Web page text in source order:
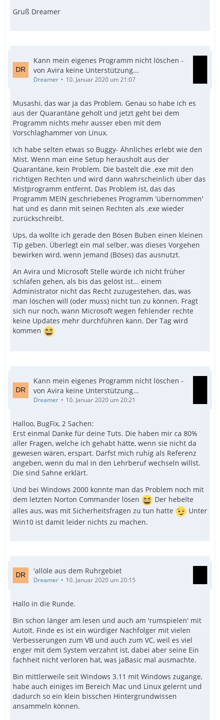
Gruß Dreamer
Kann mein eigenes Programm nicht löschen -
von Avira keine Unterstützung...
Dreamer 10. Januar 2020 um 21:07
Musashi, das war ja das Problem. Genau so habe ich es
aus der Quarantäne geholt und jetzt geht bei dem
Programm nichts mehr ausser eben mit dem
Vorschlaghammer von Linux.
Ich habe selten etwas so Buggy- Ähnliches erlebt wie den
Mist. Wenn man eine Setup herausholt aus der
Quarantäne, kein Problem. Die bastelt die .exe mit den
richtigen Rechten und wird dann wahrscheinlich über das
Mistprogramm entfernt. Das Problem ist, das das
Programm MEIN geschriebenes Programm 'übernommen'
hat und es dann mit seinen Rechten als .exe wieder
zurückschreibt.
Ups, da wollte ich gerade den Bösen Buben einen kleinen
Tip geben. Überlegt ein mal selber, was dieses Vorgehen
bewirken wird, wenn jemand (Böses) das ausnutzt.
An Avira und Microsoft Stelle würde ich nicht früher
schlafen gehen, als bis das gelöst ist... einem
Administrator nicht das Recht zuzugestehen, das, was
man löschen will (oder muss) nicht tun zu können. Fragt
sich nur noch, wann Microsoft wegen fehlender rechte
keine Updates mehr durchführen kann. Der Tag wird
kommen
Kann mein eigenes Programm nicht löschen -
von Avira keine Unterstützung...
Dreamer 10. Januar 2020 um 20:21
Halloo, BugFix, 2 Sachen:
Erst einmal Danke für deine Tuts. Die haben mir ca 80%
aller Fragen, welche ich gehabt hätte, wenn sie nicht da
gewesen wären, erspart. Darfst mich ruhig als Referenz
angeben, wenn du mal in den Lehrberuf wechseln willst.
Die sind Sahne erklärt.
Und bei Windows 2000 konnte man das Problem noch mit
dem letzten Norton Commander lösen
Der hebelte
alles aus, was mit Sicherheitsfragen zu tun hatte
Unter
Win10 ist damit leider nichts zu machen.
'allöle aus dem Ruhrgebiet
Dreamer 10. Januar 2020 um 20:15
Hallo in die Runde.
Bin schon länger am lesen und auch am 'rumspielen' mit
AutoIt. Finde es ist ein würdiger Nachfolger mit vielen
Verbesserungen zum VB und auch zum VC, weil es viel
enger mit dem System verzahnt ist, dabei aber seine Ein
fachheit nicht verloren hat, was jaBasic mal ausmachte.
Bin mittlerweile seit Windows 3.11 mit Windows zugange,
habe auch einiges im Bereich Mac und Linux gelernt und
dadurch so ein klein bisschen Hintergrundwissen
ansammeln können.